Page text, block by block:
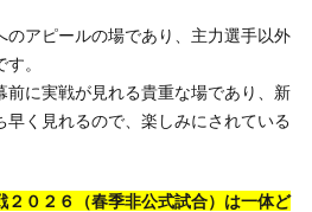
のアピールの場であり、主力選手以外
。
前に実戦が見れる貴重な場であり、新
く見れるので、楽しみにされている
２０２６（春季非公式試合）は一体ど